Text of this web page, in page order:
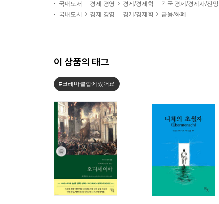
국내도서 경제 경영 경제/경제학
각국 경제/경제사/전망
국내도서
경제 경영 경제/경제학 금융/화폐
이 상품의 태그
#크레마클럽에있어요